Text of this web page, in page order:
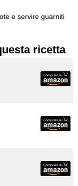
e servire guarniti
ricetta